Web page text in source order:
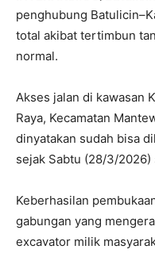
penghubung
total akibat tertimbun
normal.
Akses jalan di kawasan
Raya, Kecamatan
dinyatakan sudah bisa
sejak Sabtu (28/3/2026)
Keberhasilan
gabungan yang
excavator milik